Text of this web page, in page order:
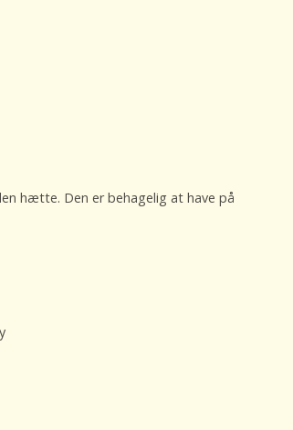
hætte. Den er behagelig at have på